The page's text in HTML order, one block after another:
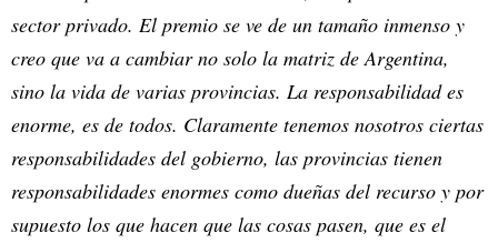
sector privado. El premio se ve de un tamaño inmenso y
creo que va a cambiar no solo la matriz de Argentina,
sino la vida de varias provincias. La responsabilidad es
enorme, es de todos. Claramente tenemos nosotros ciertas
responsabilidades del gobierno, las provincias tienen
responsabilidades enormes como dueñas del recurso y por
supuesto los que hacen que las cosas pasen, que es el